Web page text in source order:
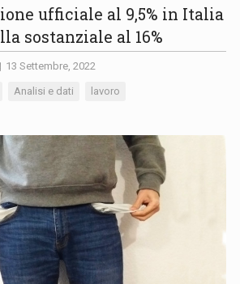
ufficiale al 9,5% in Italia
sostanziale al 16%
13 Settembre, 2022
Analisi e dati lavoro